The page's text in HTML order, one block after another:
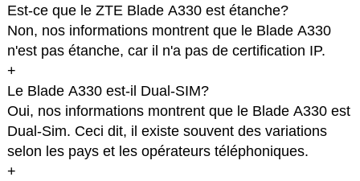
Est-ce que le ZTE Blade A330 est étanche?
Non, nos informations montrent que le Blade A330
n'est pas étanche, car il n'a pas de certification IP.
+
Le Blade A330 est-il Dual-SIM?
Oui, nos informations montrent que le Blade A330 est
Dual-Sim. Ceci dit, il existe souvent des variations
selon les pays et les opérateurs téléphoniques.
+